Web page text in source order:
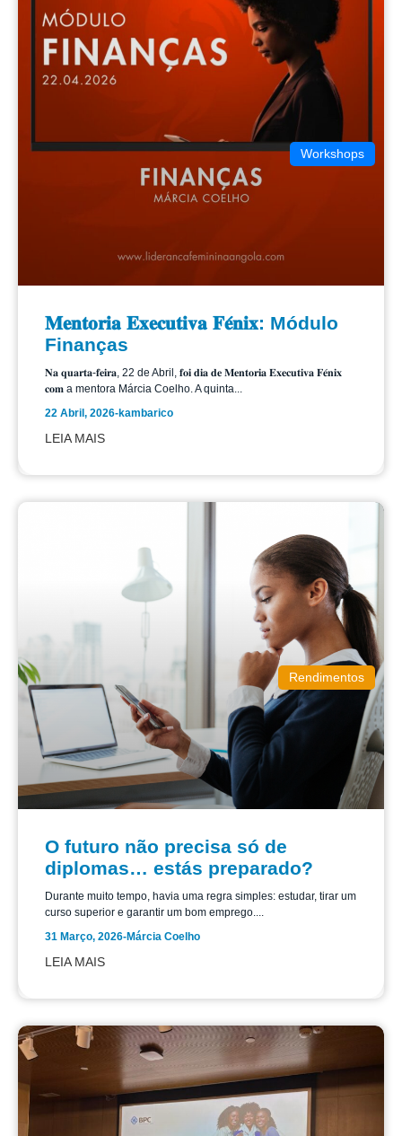
Workshops
𝐌𝐞𝐧𝐭𝐨𝐫𝐢𝐚 𝐄𝐱𝐞𝐜𝐮𝐭𝐢𝐯𝐚 𝐅𝐞́𝐧𝐢𝐱: Módulo
Finanças
𝐍𝐚 𝐪𝐮𝐚𝐫𝐭𝐚-𝐟𝐞𝐢𝐫𝐚, 22 de Abril, 𝐟𝐨𝐢 𝐝𝐢𝐚 𝐝𝐞 𝐌𝐞𝐧𝐭𝐨𝐫𝐢𝐚 𝐄𝐱𝐞𝐜𝐮𝐭𝐢𝐯𝐚 𝐅𝐞́𝐧𝐢𝐱
𝐜𝐨𝐦 a mentora Márcia Coelho. A quinta...
22 Abril, 2026-kambarico
LEIA MAIS
Rendimentos
O futuro não precisa só de
diplomas… estás preparado?
Durante muito tempo, havia uma regra simples: estudar, tirar um
curso superior e garantir um bom emprego....
31 Março, 2026-Márcia Coelho
LEIA MAIS